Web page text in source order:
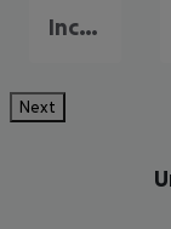
Incekum
Next